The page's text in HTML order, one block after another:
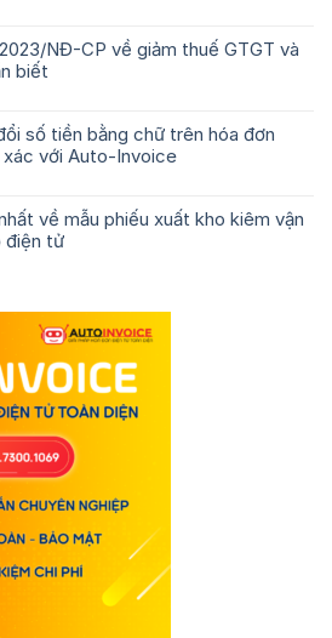
NĐ-CP về giảm thuế GTGT và
biết
số tiền bằng chữ trên hóa đơn
xác với Auto-Invoice
về mẫu phiếu xuất kho kiêm vận
điện tử